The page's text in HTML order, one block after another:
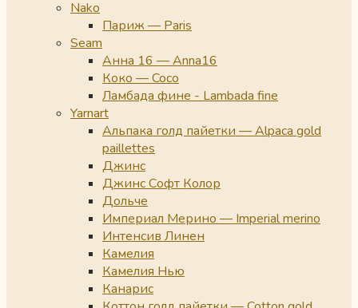
Nako
Париж — Paris
Seam
Анна 16 — Anna16
Коко — Coco
Ламбада фине - Lambada fine
Yarnart
Альпака голд пайетки — Alpaca gold
paillettes
Джинс
Джинс Софт Колор
Дольче
Империал Мерино — Imperial merino
Интенсив Линен
Камелия
Камелия Нью
Канарис